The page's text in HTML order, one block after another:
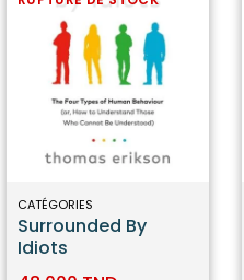
CATÉGORIES
Surrounded By
Idiots